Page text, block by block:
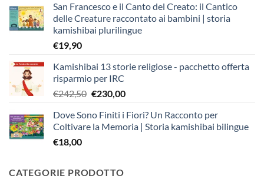
San Francesco e il Canto del Creato: il Cantico
delle Creature raccontato ai bambini | storia
kamishibai plurilingue
€19,90
Kamishibai 13 storie religiose - pacchetto offerta
risparmio per IRC
€242,50 Il
originale
era:
€230,00Il
attuale
è:
Dove Sono Finiti i Fiori? Un Racconto per
Coltivare la Memoria | Storia kamishibai bilingue
€18,00
CATEGORIE PRODOTTO